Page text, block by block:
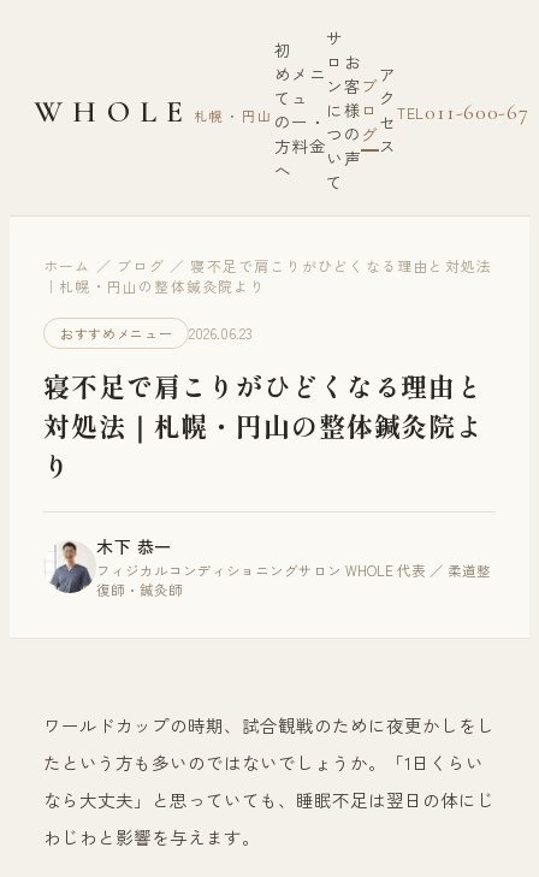
WHOLE 札幌・円山
初
め
て
の
方
へ
メニ
ュ
ー・
料金
サ
ロ
ン
に
つ
い
て
お
客
様
の
声
ブ
ロ
グ
ア
ク
セ
ス
TEL011-600-
ホーム ／ ブログ ／寝不足で肩こりがひどくなる理由と対処法
｜札幌・円山の整体鍼灸院より
おすすめメニュー 2026.06.23
寝不足で肩こりがひどくなる理由と
対処法｜札幌・円山の整体鍼灸院よ
り
木下 恭一
フィジカルコンディショニングサロン WHOLE 代表 ／ 柔道整
復師・鍼灸師
ワールドカップの時期、試合観戦のために夜更かしをし
たという方も多いのではないでしょうか。「1日くらい
なら大丈夫」と思っていても、睡眠不足は翌日の体にじ
わじわと影響を与えます。